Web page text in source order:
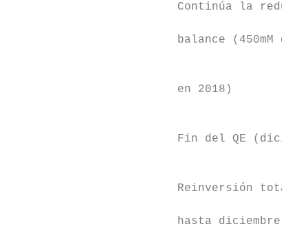
Continúa la
balance (450mM de
en 2018)
Fin del QE
Reinversión total
hasta diciembre de